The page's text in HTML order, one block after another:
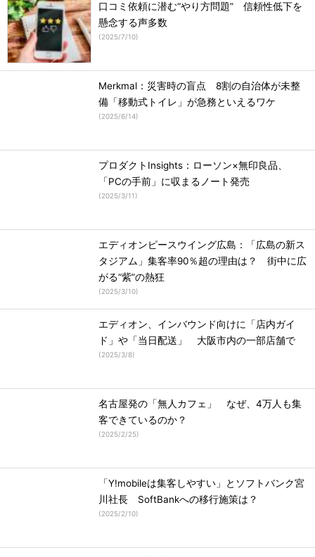
口コミ依頼に潜む“やり方問題” 信頼性低下を
懸念する声多数
(2025/7/10)
Merkmal：災害時の盲点 8割の自治体が未整
備「移動式トイレ」が急務といえるワケ
(2025/6/14)
プロダクトInsights：ローソン×無印良品、
「PCの手前」に収まるノート発売
(2025/3/11)
エディオンピースウイング広島：「広島の新ス
タジアム」集客率90％超の理由は？ 街中に広
がる“紫”の熱狂
(2025/3/10)
エディオン、インバウンド向けに「店内ガイ
ド」や「当日配送」 大阪市内の一部店舗で
(2025/3/8)
名古屋発の「無人カフェ」 なぜ、4万人も集
客できているのか？
(2025/2/25)
「Y!mobileは集客しやすい」とソフトバンク宮
川社長 SoftBankへの移行施策は？
(2025/2/10)